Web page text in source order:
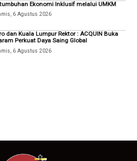
Ekonomi Inklusif melalui UMKM
6 Agustus 2026
dan Kuala Lumpur Rektor : ACQUIN Buka
Perkuat Daya Saing Global
6 Agustus 2026